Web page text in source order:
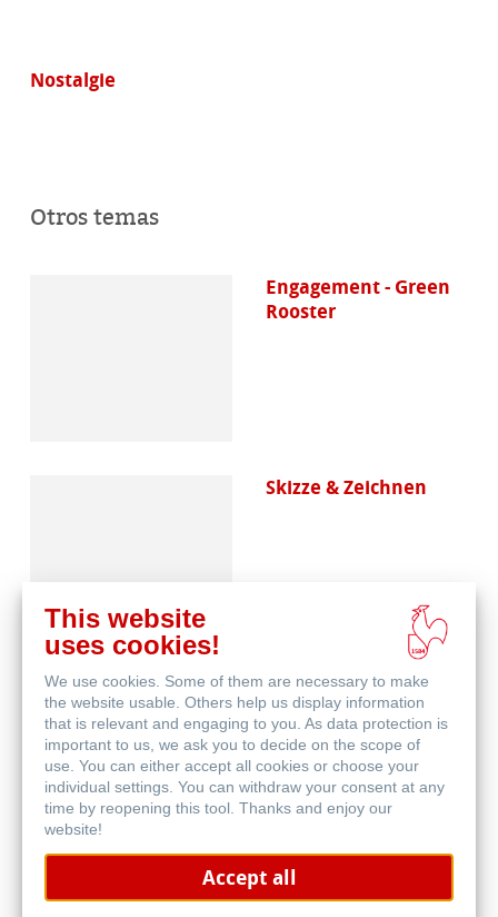
Nostalgie
Otros temas
Engagement - Green
Rooster
Skizze & Zeichnen
Aquarell
Blog
This website
uses cookies!
We use cookies. Some of them are necessary to make
the website usable. Others help us display information
that is relevant and engaging to you. As data protection is
important to us, we ask you to decide on the scope of
use. You can either accept all cookies or choose your
individual settings. You can withdraw your consent at any
time by reopening this tool. Thanks and enjoy our
website!
Accept all